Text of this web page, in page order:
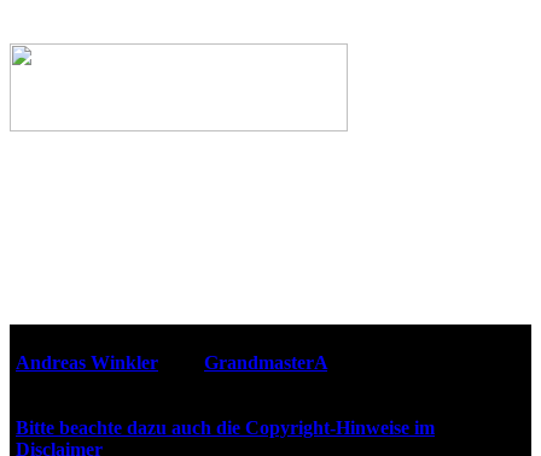
Andreas Winkler
GrandmasterA
Bitte beachte dazu auch die Copyright-Hinweise im
Disclaimer